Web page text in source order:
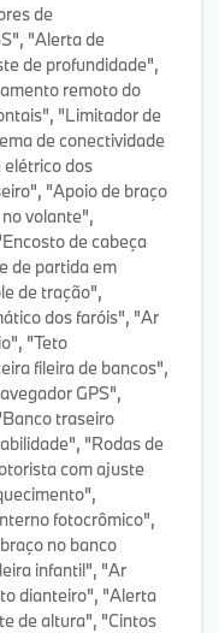
de
"Alerta de
de profundidade",
remoto do
"Limitador de
de conectividade
dos
"Apoio de braço
volante",
de cabeça
de partida em
de tração",
dos faróis", "Ar
"Teto
fileira de bancos",
GPS",
traseiro
"Rodas de
com ajuste
fotocrômico",
no banco
infantil", "Ar
dianteiro", "Alerta
de altura", "Cintos